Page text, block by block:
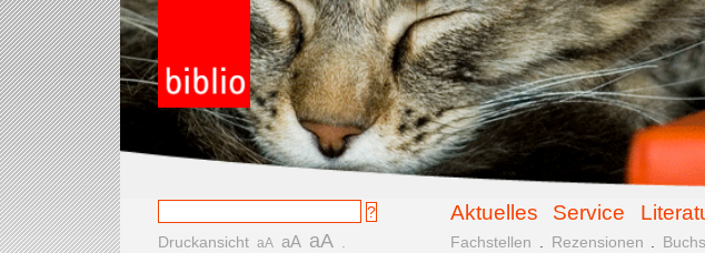
Aktuelles Service
Druckansicht aA aA aA Fachstellen Rezensionen